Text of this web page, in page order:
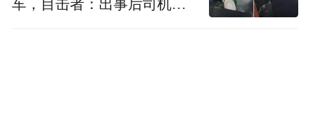
车，目击者：出事后司机一